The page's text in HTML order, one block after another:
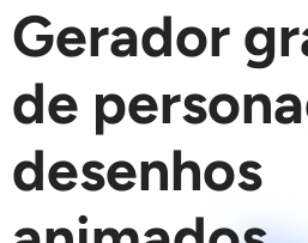
Texto para vídeo
Imagem para vídeo
Efeitos de vídeo
Efeitos de vídeo
Imagem AI
Gerador
de
desenhos